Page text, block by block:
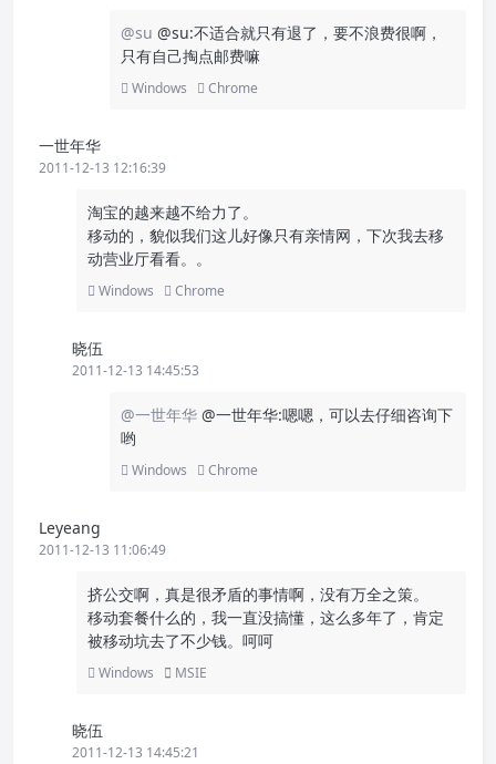
@su @su:不适合就只有退了，要不浪费很啊，
只有自己掏点邮费嘛
Windows Chrome
一世年华
2011-12-13 12:16:39
淘宝的越来越不给力了。
移动的，貌似我们这儿好像只有亲情网，下次我去移
动营业厅看看。。
Windows Chrome
晓伍
2011-12-13 14:45:53
@一世年华 @一世年华:嗯嗯，可以去仔细咨询下
哟
Windows Chrome
Leyeang
2011-12-13 11:06:49
挤公交啊，真是很矛盾的事情啊，没有万全之策。
移动套餐什么的，我一直没搞懂，这么多年了，肯定
被移动坑去了不少钱。呵呵
Windows MSIE
晓伍
2011-12-13 14:45:21